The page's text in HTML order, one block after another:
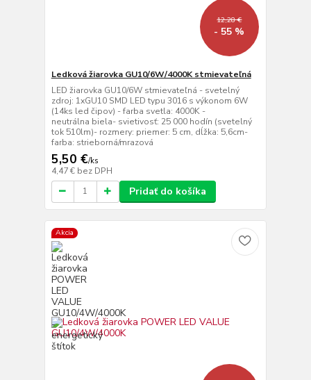
12,28 €
- 55 %
Ledková žiarovka GU10/6W/4000K stmievateľná
LED žiarovka GU10/6W stmievateľná - svetelný
zdroj: 1xGU10 SMD LED typu 3016 s výkonom 6W
(14ks led čipov) - farba svetla: 4000K -
neutrálna biela- svietivosť: 25 000 hodín (svetelný
tok 510lm)- rozmery: priemer: 5 cm, dĺžka: 5,6cm-
farba: strieborná/mrazová
5,50 €/ks
4,47 € bez DPH
Pridať do košíka
Akcia